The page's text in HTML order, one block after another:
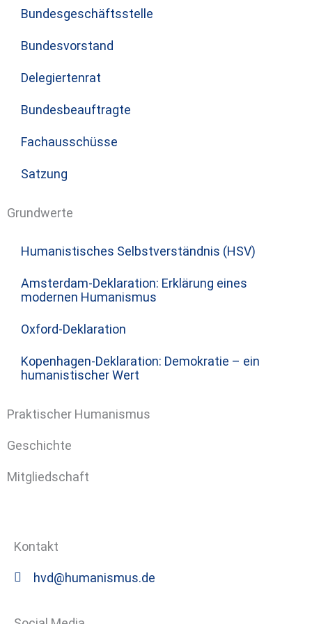
Bundesgeschäftsstelle
Bundesvorstand
Delegiertenrat
Bundesbeauftragte
Fachausschüsse
Satzung
Grundwerte
Humanistisches Selbstverständnis (HSV)
Amsterdam-Deklaration: Erklärung eines
modernen Humanismus
Oxford-Deklaration
Kopenhagen-Deklaration: Demokratie – ein
humanistischer Wert
Praktischer Humanismus
Geschichte
Mitgliedschaft
Kontakt
hvd@humanismus.de